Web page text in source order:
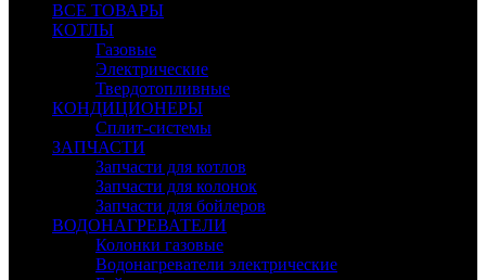
ВСЕ ТОВАРЫ
КОТЛЫ
Газовые
Электрические
Твердотопливные
КОНДИЦИОНЕРЫ
Сплит-системы
ЗАПЧАСТИ
Запчасти для котлов
Запчасти для колонок
Запчасти для бойлеров
ВОДОНАГРЕВАТЕЛИ
Колонки газовые
Водонагреватели электрические